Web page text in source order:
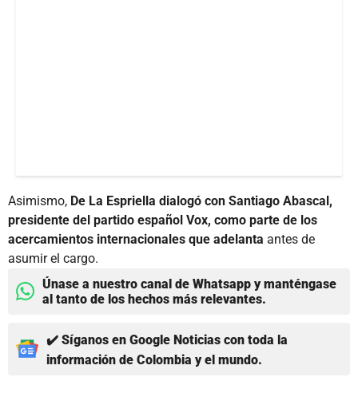
Asimismo, De La Espriella dialogó con Santiago Abascal,
presidente del partido español Vox, como parte de los
acercamientos internacionales que adelanta antes de
asumir el cargo.
Únase a nuestro canal de Whatsapp y manténgase
al tanto de los hechos más relevantes.
✔️ Síganos en Google Noticias con toda la
información de Colombia y el mundo.